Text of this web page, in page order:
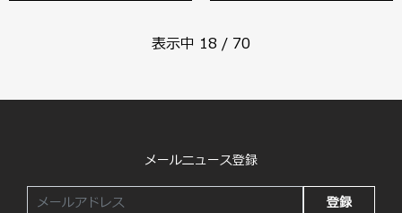
表示中 18 / 70
メールニュース登録
登録